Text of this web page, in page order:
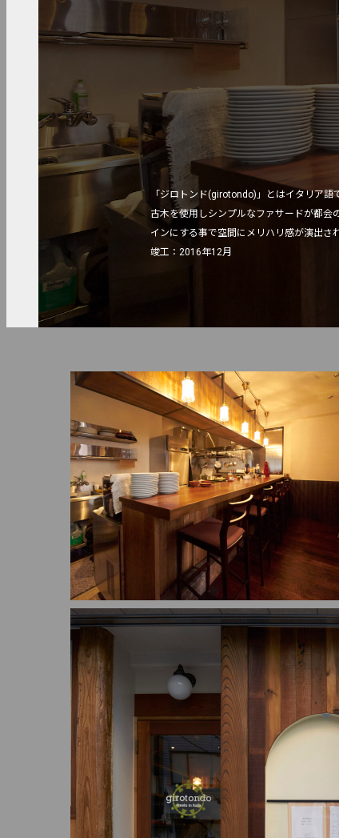
「ジロトンド(girotondo)」とはイタリア語
古木を使用しシンプルなファサードが都会
インにする事で空間にメリハリ感が演出さ
竣工：2016年12月